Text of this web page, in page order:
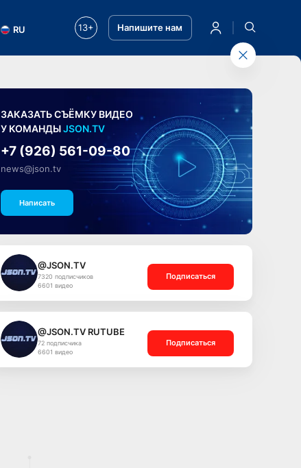
RU 13+ Напишите нам
ЗАКАЗАТЬ СЪЁМКУ ВИДЕО
У КОМАНДЫJSON.TV
+7 (926) 561-09-80
news@json.tv
Написать
@JSON.TV
7320 подписчиков
6601 видео
Подписаться
@JSON.TV RUTUBE
72 подписчика
6601 видео
Подписаться